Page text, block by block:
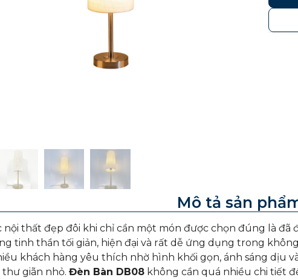
Mô tả sản
nội thất đẹp đôi khi chỉ cần một món được chọn đúng là đã
tinh thần tối giản, hiện đại và rất dễ ứng dụng trong không
khách hàng yêu thích nhờ hình khối gọn, ánh sáng dịu
thư giãn nhỏ. Đèn Bàn DB08không cần quá nhiều chi tiết